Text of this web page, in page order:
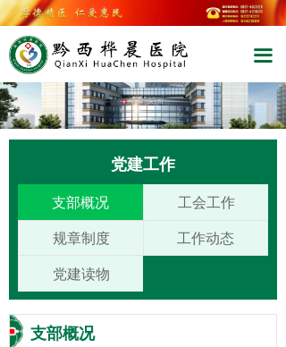
끀
끀
党建工作
支部概况
工会工作
规章制度
工作动态
党建读物
支部概况